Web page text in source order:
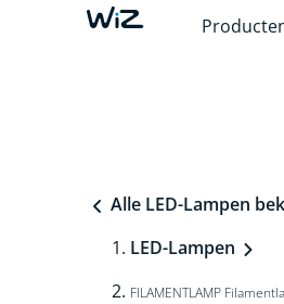
Alle LED-Lampen
LED-Lampen
FILAMENTLAMP